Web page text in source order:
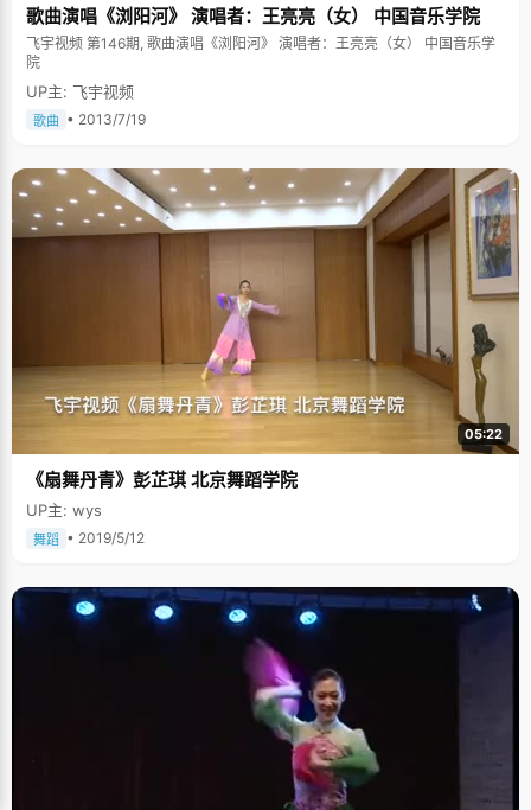
歌曲演唱《浏阳河》 演唱者：王亮亮（女） 中国音乐学院
飞宇视频 第146期, 歌曲演唱《浏阳河》 演唱者：王亮亮（女） 中国音乐学
院
UP主: 飞宇视频
歌曲 • 2013/7/19
05:22
《扇舞丹青》彭芷琪 北京舞蹈学院
UP主: wys
舞蹈 • 2019/5/12